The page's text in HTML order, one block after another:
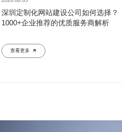
深圳定制化网站建设公司如何选择？
1000+企业推荐的优质服务商解析
查看更多